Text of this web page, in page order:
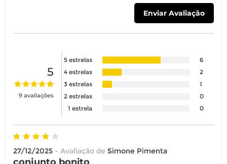
5
9 avaliações
5 estrelas
6
4 estrelas
2
3 estrelas
1
2 estrelas
0
1 estrela
0
27/12/2025 - Avaliação de Simone Pimenta